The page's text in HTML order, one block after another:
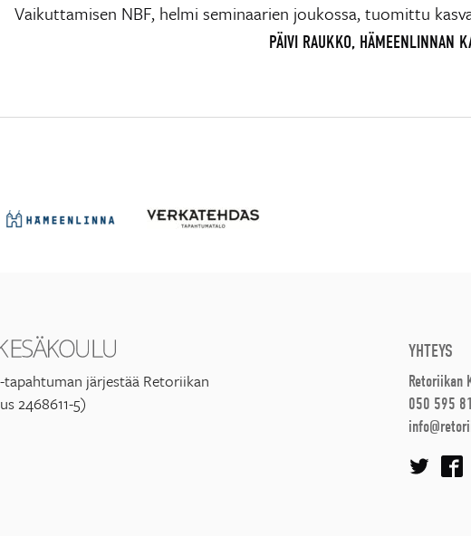
Vaikuttamisen NBF, helmi seminaarien joukossa, tuomittu
PÄIVI RAUKKO, HÄMEENLINNAN
järjestää Retoriikan
2468611-5)
YHTEYS
Retoriikan
050 595